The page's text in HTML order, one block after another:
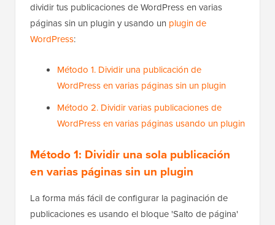
dividir tus publicaciones de WordPress en varias
páginas sin un plugin y usando un plugin de
WordPress:
Método 1. Dividir una publicación de
WordPress en varias páginas sin un plugin
Método 2. Dividir varias publicaciones de
WordPress en varias páginas usando un plugin
Método 1: Dividir una sola publicación
en varias páginas sin un plugin
La forma más fácil de configurar la paginación de
publicaciones es usando el bloque 'Salto de página'